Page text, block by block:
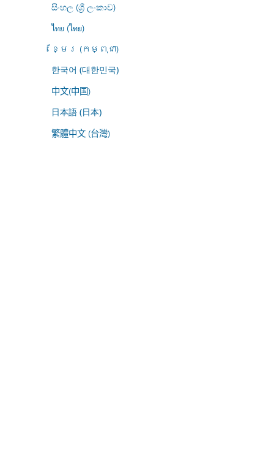
සිංහල (ශ්‍රී ලංකාව)
ไทย (ไทย)
ខ្មែរ (កម្ពុជា)
한국어 (대한민국)
中文(中国)
日本語 (日本)
繁體中文 (台灣)